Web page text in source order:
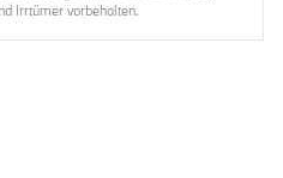
Irrtümer vorbehalten.